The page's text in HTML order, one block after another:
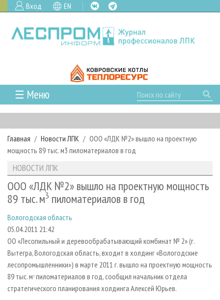
Вход EN
☰ Меню
ГЛАВНАЯ
РУБРИКИ И ТЕМЫ
РУБРИКИ ЖУРНАЛА
ЛЕСОЗАГОТОВКА
ЛЕСОПИЛЕНИЕ
СУШКА ДРЕВЕСИНЫ
ПРОИЗВОДСТВО ДРЕВЕСНЫХ ПЛИТ
ДЕРЕВЯННОЕ ДОМОСТРОЕНИЕ
ПРОИЗВОДСТВО МЕБЕЛИ
БИОЭНЕРГЕТИКА
НОВОСТИ
НОВОСТИ ЛПК
НОВОСТИ ЖУРНАЛА
ПРОЕКТЫ ЛПИ
АНАЛИТИКА
ПРЕДПРИЯТИЯ ЛПК
ПЕРСОНЫ
МОБИЛЬНЫЕ ВЫСТАВКИ
ОФИЦИАЛЬНЫЕ ДЕЛЕГАЦИИ
ПРИОРИТЕТНЫЕ ИНВЕСТПРОЕКТЫ
RUSSIAN FORESTRY REVIEW
АРХИВ
АРХИВ ЖУРНАЛОВ
О ЖУРНАЛЕ
ПОДПИСКА
КОНТАКТЫ
РЕКЛАМОДАТЕЛЯМ
РЕКЛАМА
РЕКЛАМА НА САЙТЕ
Главная Новости ЛПК
ООО «ЛДК №2» вышло на проектную
мощность 89 тыс. м3 пиломатериалов в год
НОВОСТИ ЛПК
ООО «ЛДК №2» вышло на проектную мощность
89 тыс. м3 пиломатериалов в год
Вологодская область
05.04.2011 21:42
ОО «Лесопильный и деревообрабатывающий комбинат № 2» (г.
Вытегра, Вологодская область, входит в холдинг «Вологодские
лесопромышленники») в марте 2011 г. вышло на проектную мощность
89 тыс. м 3 пиломатериалов в год, сообщил начальник отдела
стратегического планирования холдинга Алексей Юрьев.